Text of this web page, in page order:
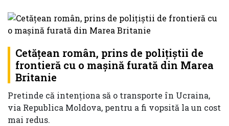
Cetățean român, prins de polițiștii de
frontieră cu o mașină furată din Marea
Britanie
Pretinde că intenţiona să o transporte în Ucraina,
via Republica Moldova, pentru a fi vopsită la un cost
mai redus.